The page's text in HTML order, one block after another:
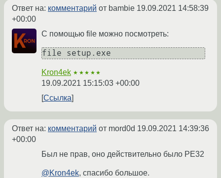
Ответ на: комментарий от bambie 19.09.2021 14:58:39
+00:00
С помощью file можно посмотреть:
Kron4ek ★★★★★
19.09.2021 15:15:03 +00:00
Ссылка
Ответ на: комментарий от mord0d 19.09.2021 14:39:36
+00:00
Был не прав, оно действительно было PE32
@Kron4ek, спасибо большое.